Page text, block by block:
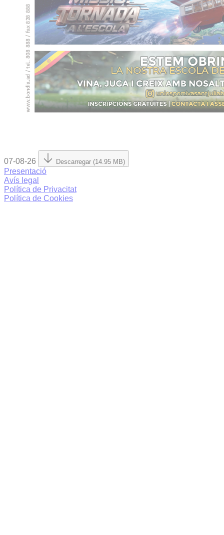
07-08-26 Descarregar (14.95 MB)
Presentació
Avís legal
Política de Privacitat
Política de Cookies